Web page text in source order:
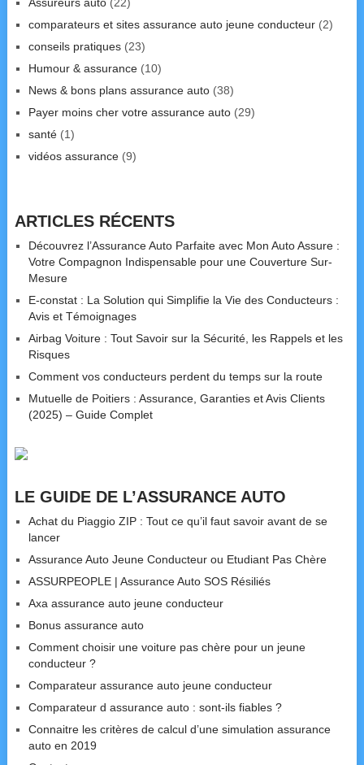
comparateurs et sites assurance auto jeune conducteur(2)
conseils pratiques(23)
Humour & assurance(10)
News & bons plans assurance auto(38)
Payer moins cher votre assurance auto(29)
santé(1)
vidéos assurance(9)
ARTICLES RÉCENTS
Découvrez l’Assurance Auto Parfaite avec Mon Auto Assure :
Votre Compagnon Indispensable pour une Couverture Sur-
Mesure
E-constat : La Solution qui Simplifie la Vie des Conducteurs :
Avis et Témoignages
Airbag Voiture : Tout Savoir sur la Sécurité, les Rappels et les
Risques
Comment vos conducteurs perdent du temps sur la route
Mutuelle de Poitiers : Assurance, Garanties et Avis Clients
(2025) – Guide Complet
LE GUIDE DE L’ASSURANCE AUTO
Achat du Piaggio ZIP : Tout ce qu’il faut savoir avant de se
lancer
Assurance Auto Jeune Conducteur ou Etudiant Pas Chère
ASSURPEOPLE | Assurance Auto SOS Résiliés
Axa assurance auto jeune conducteur
Bonus assurance auto
Comment choisir une voiture pas chère pour un jeune
conducteur ?
Comparateur assurance auto jeune conducteur
Comparateur d assurance auto : sont-ils fiables ?
Connaitre les critères de calcul d’une simulation assurance
auto en 2019